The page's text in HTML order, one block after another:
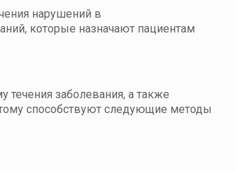
нарушений в
которые назначают пациентам
течения заболевания, а также
способствуют следующие методы